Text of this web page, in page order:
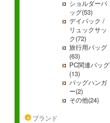
ショルダーバ
ッグ(53)
デイパック /
リュックサッ
ク(72)
旅行用バッグ
(63)
PC関連バッグ
(13)
バッグハンガ
ー(2)
その他(24)
ブランド